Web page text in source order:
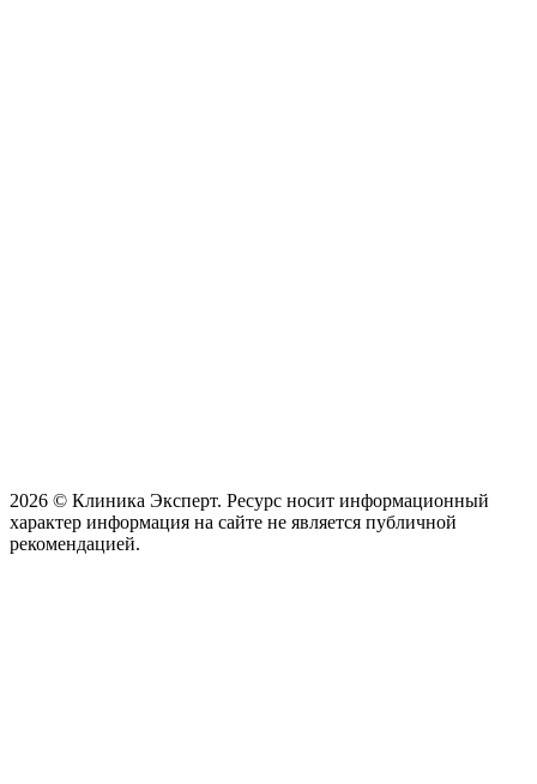
2026 © Клиника Эксперт. Ресурс носит информационный
характер информация на сайте не является публичной
рекомендацией.